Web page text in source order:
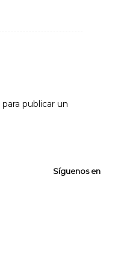
para publicar un
Síguenos en